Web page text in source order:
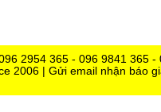
2954 365 - 096 9841 365 -
2006 | Gửi email nhận báo